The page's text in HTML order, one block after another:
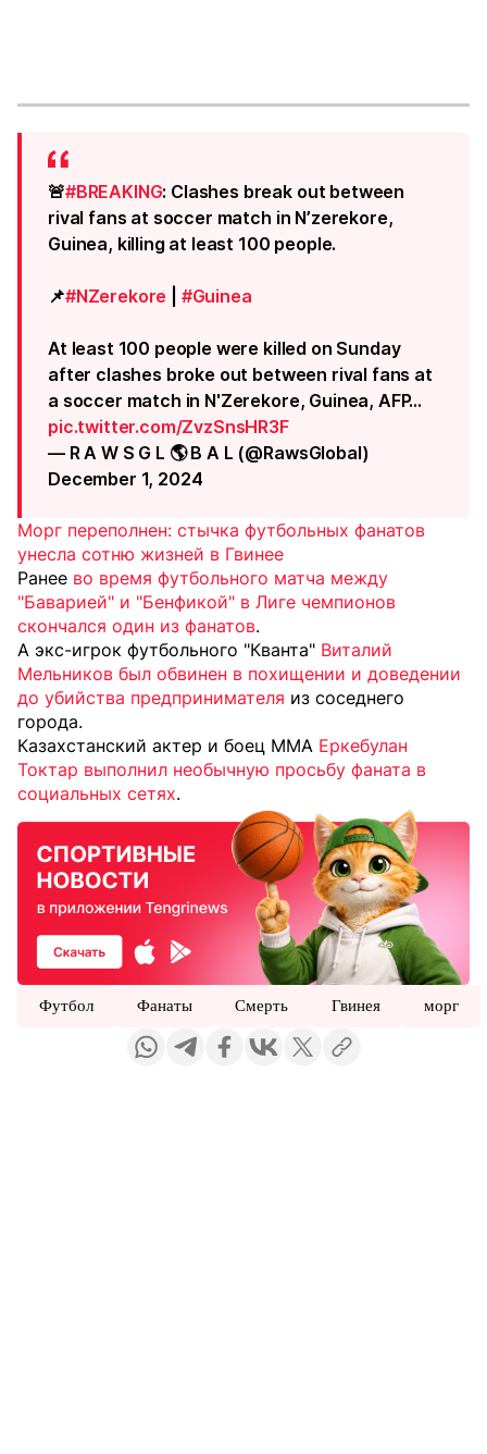
🚨#BREAKING: Clashes break out between
rival fans at soccer match in N’zerekore,
Guinea, killing at least 100 people.
📌#NZerekore #Guinea
At least 100 people were killed on Sunday
after clashes broke out between rival fans at
a soccer match in N'Zerekore, Guinea, AFP…
pic.twitter.com/ZvzSnsHR3F
— R A W S G L 🌎 B A L (@RawsGlobal)
December 1, 2024
Морг переполнен: стычка футбольных фанатов
унесла сотню жизней в Гвинее
Ранее во время футбольного матча между
"Баварией" и "Бенфикой" в Лиге чемпионов
скончался один из фанатов.
А экс-игрок футбольного "Кванта" Виталий
Мельников был обвинен в похищении и доведении
до убийства предпринимателя из соседнего
города.
Казахстанский актер и боец MMA Еркебулан
Токтар выполнил необычную просьбу фаната в
социальных сетях.
Футбол Фанаты Смерть Гвинея морг